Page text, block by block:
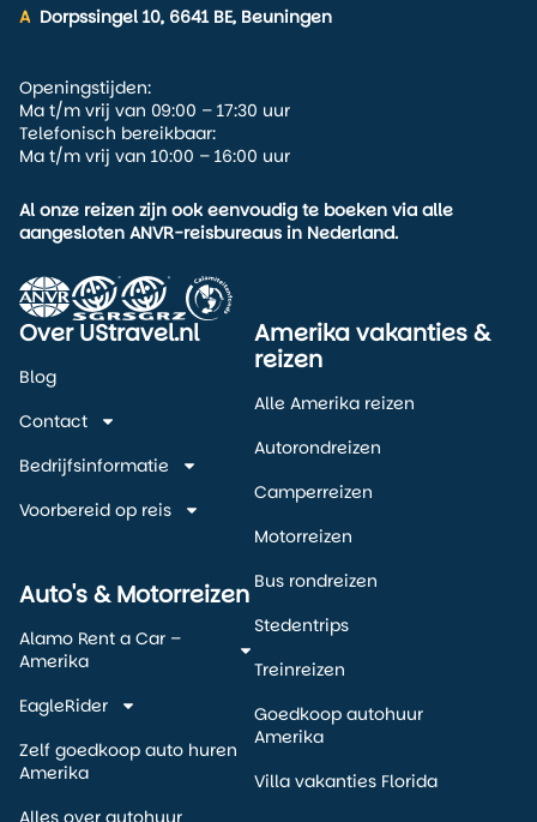
A Dorpssingel 10, 6641 BE, Beuningen
Openingstijden:
Ma t/m vrij van 09:00 – 17:30 uur
Telefonisch bereikbaar:
Ma t/m vrij van 10:00 – 16:00 uur
Al onze reizen zijn ook eenvoudig te boeken via alle
aangesloten ANVR-reisbureaus in Nederland.
Over UStravel.nl
Blog
Contact
Bedrijfsinformatie
Voorbereid op reis
Auto's & Motorreizen
Alamo Rent a Car –
Amerika
EagleRider
Zelf goedkoop auto huren
Amerika
Alles over autohuur
Amerika vakanties &
reizen
Alle Amerika reizen
Autorondreizen
Camperreizen
Motorreizen
Bus rondreizen
Stedentrips
Treinreizen
Goedkoop autohuur
Amerika
Villa vakanties Florida